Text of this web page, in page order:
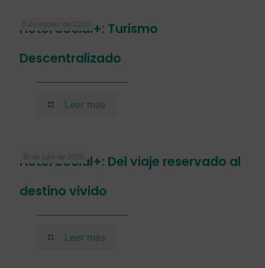
5 de agosto de 2026
Hotel Social+: Turismo
Descentralizado
Leer más
31 de julio de 2026
Hotel Social+: Del viaje reservado al
destino vivido
Leer más